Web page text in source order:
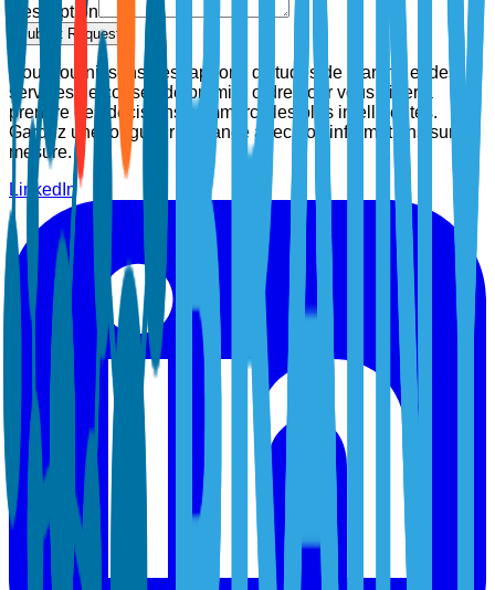
Description
Submit Request
Nous fournissons des rapports d'études de marché et des
services de conseil de premier ordre pour vous aider à
prendre des décisions commerciales plus intelligentes.
Gardez une longueur d'avance avec nos informations sur
mesure.
LinkedIn